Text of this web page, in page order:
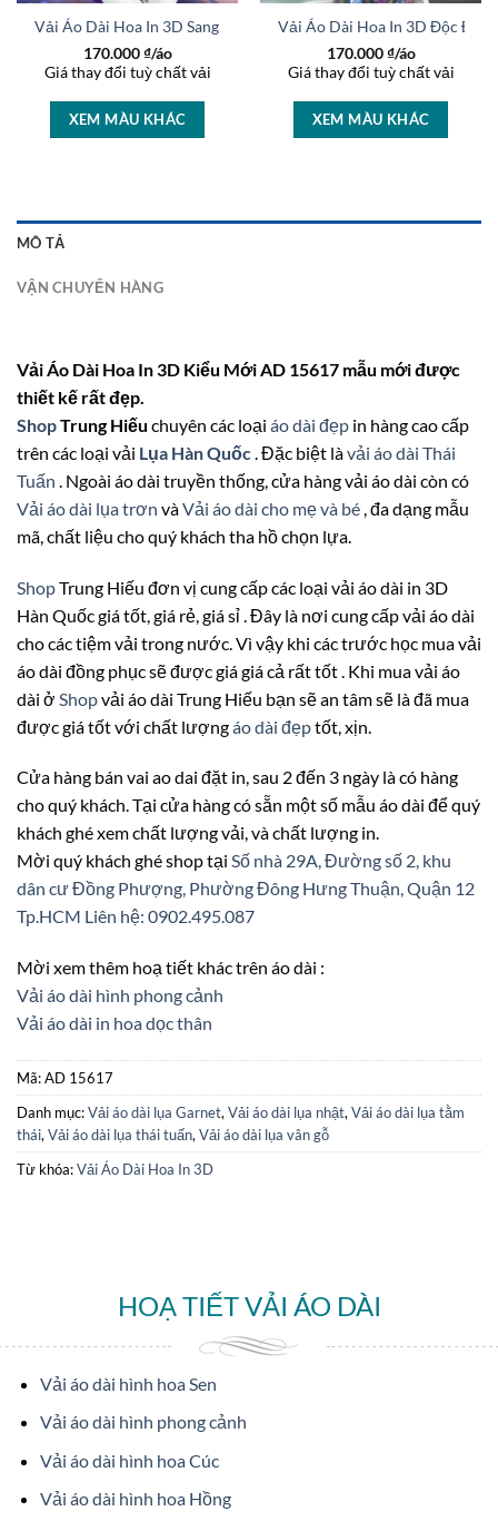
Vải Áo Dài Hoa In 3D Sang Trọng AD 27233
170.000₫/áo
Giá thay đổi tuỳ chất vải
XEM MÀU KHÁC
Vải Áo Dài Hoa In 3D Độc Đáo
170.000₫/áo
Giá thay đổi tuỳ chất vải
XEM MÀU KHÁC
AD 46447
MÔ TẢ
VẬN CHUYỂN HÀNG
Vải Áo Dài Hoa In 3D Kiểu Mới AD 15617 mẫu mới được
thiết kế rất đẹp.
ShopTrung Hiếu chuyên các loại áo dài đẹp in hàng cao cấp
trên các loại vải Lụa Hàn Quốc . Đặc biệt làvải áo dài Thái
Tuấn . Ngoài áo dài truyền thống, cửa hàng vải áo dài còn có
Vải áo dài lụa trơn vàVải áo dài cho mẹ và bé , đa dạng mẫu
mã, chất liệu cho quý khách tha hồ chọn lựa.
ShopTrung Hiếu đơn vị cung cấp các loại vải áo dài in 3D
Hàn Quốc giá tốt, giá rẻ, giá sỉ . Đây là nơi cung cấp vải áo dài
cho các tiệm vải trong nước. Vì vậy khi các trước học mua vải
áo dài đồng phục sẽ được giá giá cả rất tốt . Khi mua vải áo
dài ở Shopvải áo dài Trung Hiếu bạn sẽ an tâm sẽ là đã mua
được giá tốt với chất lượngáo dài đẹptốt, xịn.
Cửa hàng bán vai ao dai đặt in, sau 2 đến 3 ngày là có hàng
cho quý khách. Tại cửa hàng có sẵn một số mẫu áo dài để quý
khách ghé xem chất lượng vải, và chất lượng in.
Mời quý khách ghé shop tại Số nhà 29A, Đường số 2, khu
dân cư Đồng Phượng, Phường Đông Hưng Thuận, Quận 12
Tp.HCM Liên hệ: 0902.495.087
Mời xem thêm hoạ tiết khác trên áo dài :
Vải áo dài hình phong cảnh
Vải áo dài in hoa dọc thân
Mã:AD 15617
Danh mục:Vải áo dài lụa Garnet, Vải áo dài lụa nhật, Vải áo dài lụa tằm
thái, Vải áo dài lụa thái tuấn, Vải áo dài lụa vân gỗ
Từ khóa:Vải Áo Dài Hoa In 3D
HOẠ TIẾT VẢI ÁO DÀI
Vải áo dài hình hoa Sen
Vải áo dài hình phong cảnh
Vải áo dài hình hoa Cúc
Vải áo dài hình hoa Hồng